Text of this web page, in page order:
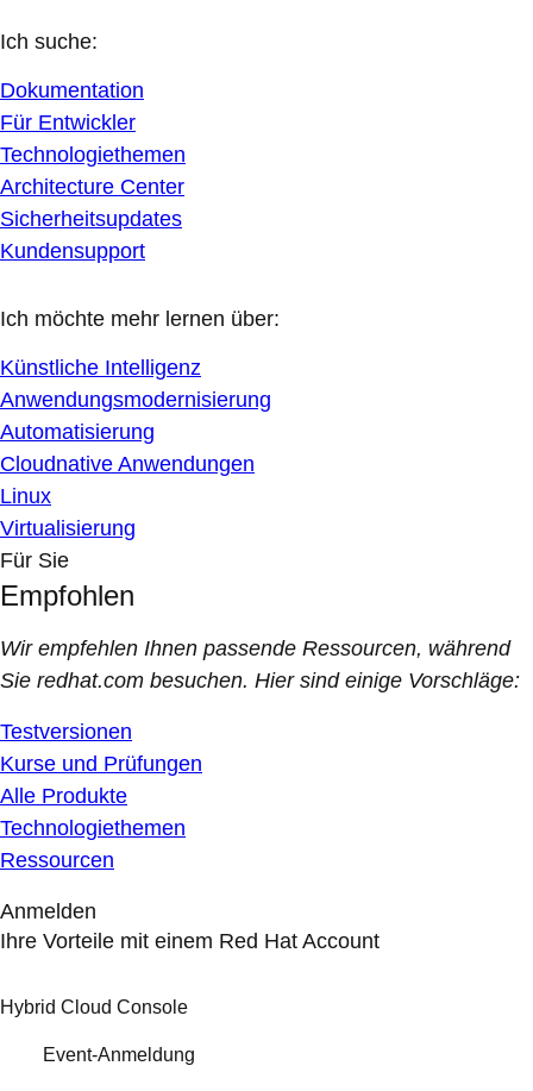
Ich suche:
Dokumentation
Für Entwickler
Technologiethemen
Architecture Center
Sicherheitsupdates
Kundensupport
Ich möchte mehr lernen über:
Künstliche Intelligenz
Anwendungsmodernisierung
Automatisierung
Cloudnative Anwendungen
Linux
Virtualisierung
Für Sie
Empfohlen
Wir empfehlen Ihnen passende Ressourcen, während
Sie redhat.com besuchen. Hier sind einige Vorschläge:
Testversionen
Kurse und Prüfungen
Alle Produkte
Technologiethemen
Ressourcen
Anmelden
Ihre Vorteile mit einem Red Hat Account
Hybrid Cloud Console
Event-Anmeldung